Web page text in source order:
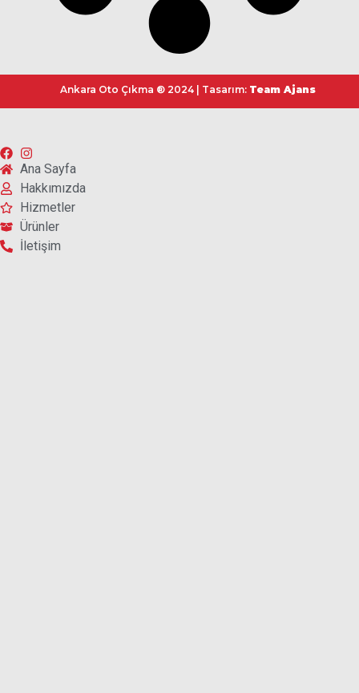
Ankara Oto Çıkma ® 2024 | Tasarım: Team Ajans
Ana Sayfa
Hakkımızda
Hizmetler
Ürünler
İletişim